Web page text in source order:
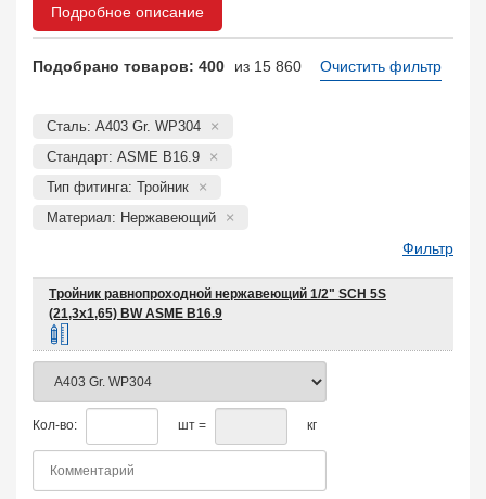
Подробное описание
Подобрано товаров: 400 из 15 860 Очистить фильтр
Сталь: A403 Gr. WP304
Стандарт: ASME B16.9
Тип фитинга: Тройник
Материал: Нержавеющий
Фильтр
Тройник равнопроходной нержавеющий 1/2" SCH 5S
(21,3х1,65) BW ASME B16.9
Кол-во: шт = кг